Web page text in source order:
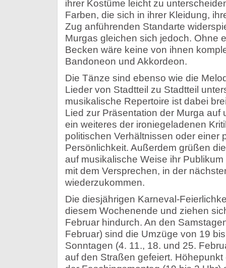
ihrer Kostüme leicht zu
Farben, die sich in ihrer Kleidung,
Zug anführenden Standarte
Murgas gleichen sich jedoch. Ohne
Becken wäre keine von ihnen
Bandoneon und Akkordeon.
Die Tänze sind ebenso wie die
Lieder von Stadtteil zu Stadtteil
musikalische Repertoire ist dabei
Lied zur Präsentation der Murga auf
ein weiteres der ironiegeladenen
politischen Verhältnissen oder einer
Persönlichkeit. Außerdem grüßen
auf musikalische Weise ihr
mit dem Versprechen, in der
wiederzukommen.
Die diesjährigen Karneval-
diesem Wochenende und ziehen
Februar hindurch. An den
Februar) sind die Umzüge von 19
Sonntagen (4. 11., 18. und 25.
auf den Straßen gefeiert.